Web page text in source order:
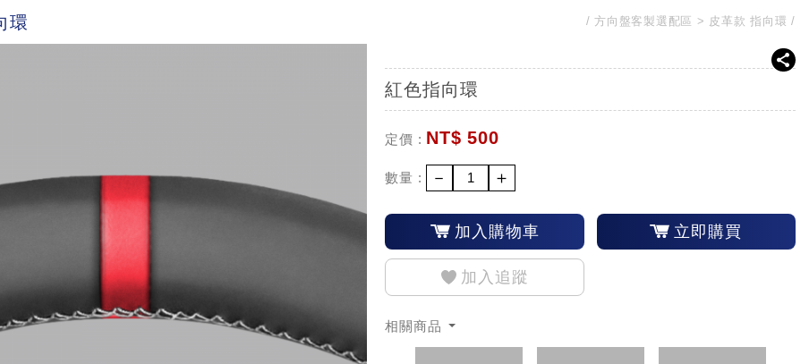
方向盤客製選配區 皮革款 指向環
環
紅色指向環
定價 : NT$ 500
數量 : － ＋
加入購物車 立即購買
加入追蹤
相關商品